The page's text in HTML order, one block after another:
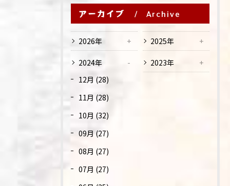
アーカイブ Archive
2026年 2025年
2024年
12月 (28)
11月 (28)
10月 (32)
09月 (27)
08月 (27)
07月 (27)
2023年